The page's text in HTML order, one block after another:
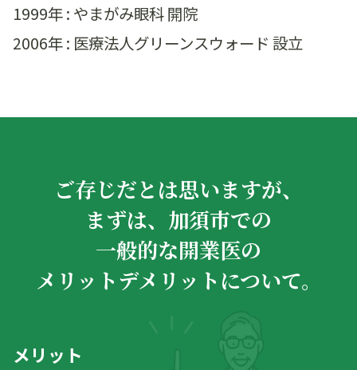
1999年 : やまがみ眼科 開院
2006年 : 医療法人グリーンスウォード 設立
ご存じだとは思いますが、
まずは、加須市での
一般的な開業医の
メリットデメリットについて。
メリット